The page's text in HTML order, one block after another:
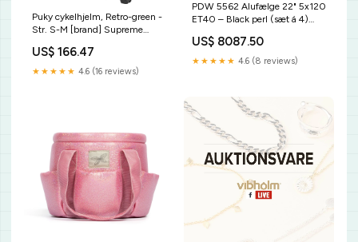
Puky cykelhjelm, Retro-green -
Str. S-M [brand] Supreme
US$ 166.47
★★★★★ 4.6 (16 reviews)
PDW 5562 Alufælge 22" 5x120
ET40 – Black perl (sæt á 4)
US$ 8087.50
★★★★★ 4.6 (8 reviews)